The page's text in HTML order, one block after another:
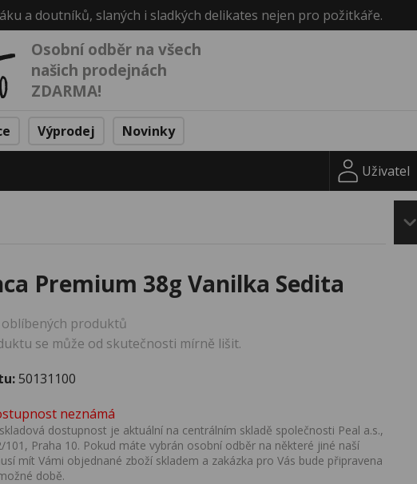
a doutníků, slaných i sladkých delikates nejen pro požitkáře.
Osobní odběr na všech
našich prodejnách
ZDARMA!
Výprodej Novinky
Uživatel
Premium 38g Vanilka Sedita
produktů
se může od skutečnosti mírně lišit.
50131100
neznámá
dostupnost je aktuální na centrálním skladě společnosti Peal a.s.,
101, Praha 10. Pokud máte vybrán osobní odběr na některé jiné naší
mít Vámi objednané zboží skladem a zakázka pro Vás bude připravena
době.